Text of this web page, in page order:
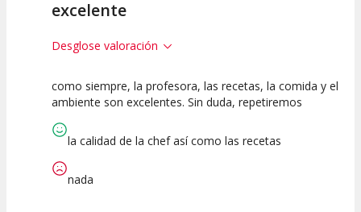
excelente
Desglose valoración
10
Actividad
10
Personal /
Guia
como siempre, la profesora, las recetas, la comida y el
ambiente son excelentes. Sin duda, repetiremos
la calidad de la chef así como las recetas
nada